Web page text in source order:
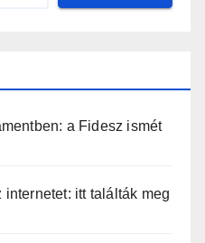
a Fidesz ismét
internetet: itt találták meg